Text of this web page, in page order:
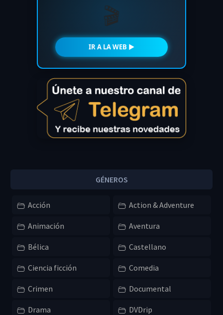
🎬
IR A LA WEB ►
GÉNEROS
Acción Action & Adventure
Animación Aventura
Bélica Castellano
Ciencia ficción Comedia
Crimen Documental
Drama DVDrip